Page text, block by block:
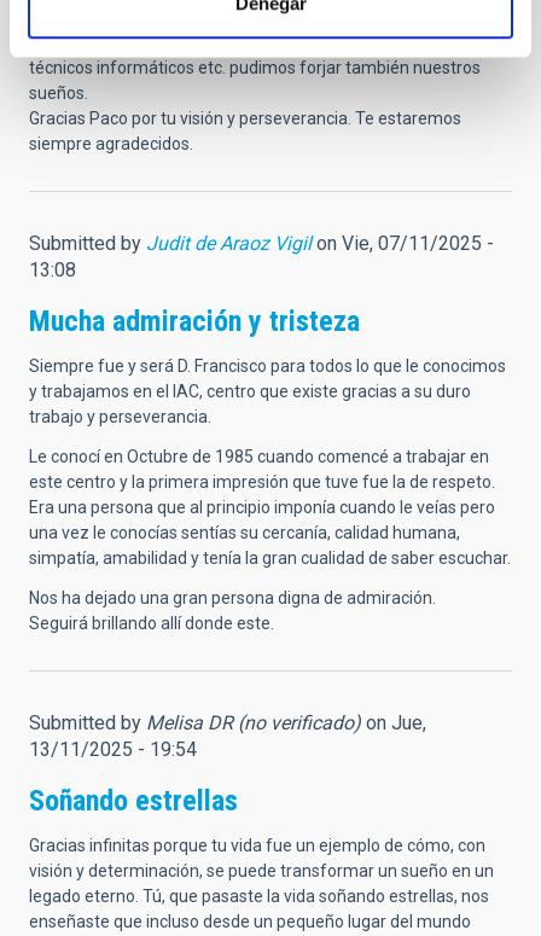
El sueño parecía una quimera pero se hizo realidad y, gracias a
él, varias generaciones de jóvenes científicos, ingenieros,
técnicos informáticos etc. pudimos forjar también nuestros
sueños.
Gracias Paco por tu visión y perseverancia. Te estaremos
siempre agradecidos.
Submitted by Judit de Araoz Vigilon Vie, 07/11/2025 -
13:08
Mucha admiración y tristeza
Siempre fue y será D. Francisco para todos lo que le conocimos
y trabajamos en el IAC, centro que existe gracias a su duro
trabajo y perseverancia.
Le conocí en Octubre de 1985 cuando comencé a trabajar en
este centro y la primera impresión que tuve fue la de respeto.
Era una persona que al principio imponía cuando le veías pero
una vez le conocías sentías su cercanía, calidad humana,
simpatía, amabilidad y tenía la gran cualidad de saber escuchar.
Nos ha dejado una gran persona digna de admiración.
Seguirá brillando allí donde este.
Submitted by Melisa DR (no verificado) on Jue,
13/11/2025 - 19:54
Soñando estrellas
Gracias infinitas porque tu vida fue un ejemplo de cómo, con
visión y determinación, se puede transformar un sueño en un
legado eterno. Tú, que pasaste la vida soñando estrellas, nos
enseñaste que incluso desde un pequeño lugar del mundo